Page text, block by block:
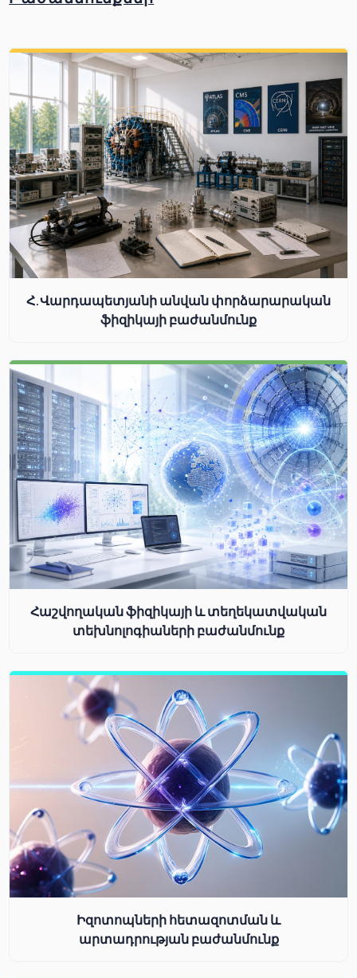
Հ.Վարդապետյանի անվան փորձարարական
ֆիզիկայի բաժանմունք
Հաշվողական ֆիզիկայի և տեղեկատվական
տեխնոլոգիաների բաժանմունք
Իզոտոպների հետազոտման և
արտադրության բաժանմունք